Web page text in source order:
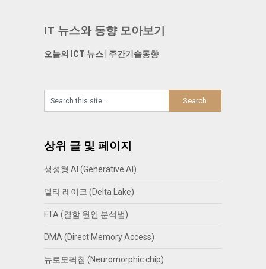
IT 뉴스와 동향 모아보기
오늘의 ICT 뉴스| 주간기술동향
상위 글 및 페이지
생성형 AI (Generative AI)
델타 레이크 (Delta Lake)
FTA (결함 원인 분석법)
DMA (Direct Memory Access)
뉴로모픽칩 (Neuromorphic chip)